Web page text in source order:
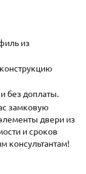
Как купить
из
без доплаты.
замковую
двери из
и сроков
консультантам!